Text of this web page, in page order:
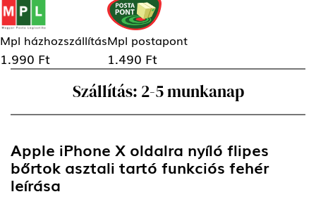
Mpl házhozszállítás
1.990 Ft
Mpl postapont
1.490 Ft
Szállítás: 2-5 munkanap
Apple iPhone X oldalra nyíló flipes
bőrtok asztali tartó funkciós fehér
leírása